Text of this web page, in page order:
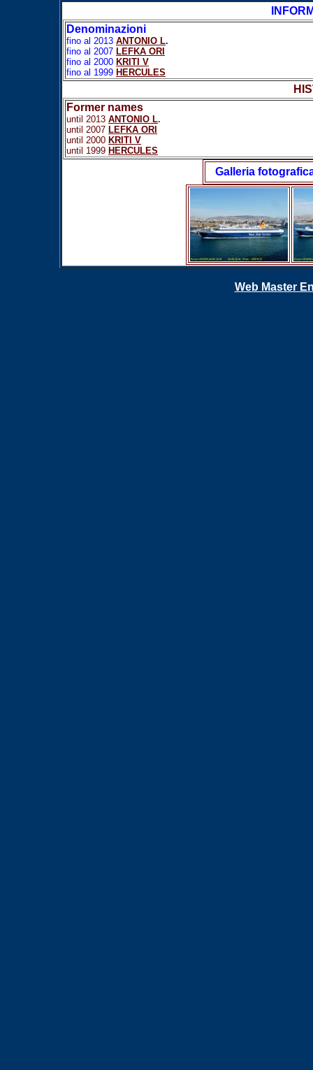
Denominazioni
fino al 2013 ANTONIO L.
fino al 2007 LEFKA ORI
fino al 2000 KRITI V
fino al 1999 HERCULES
Former names
until 2013 ANTONIO L.
until 2007 LEFKA ORI
until 2000 KRITI V
until 1999 HERCULES
Galleria
Web Master